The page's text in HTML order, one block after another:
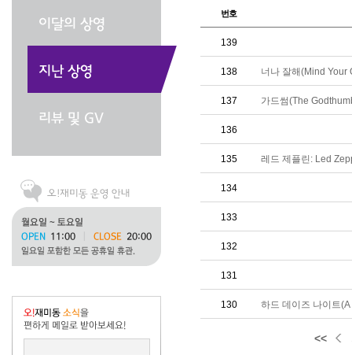
번호
139
138 너나 잘해(Mind Your
137 가드썸(The
136
135 레드 제플린: Led
134
133
132
131
130 하드 데이즈 나이트
<<